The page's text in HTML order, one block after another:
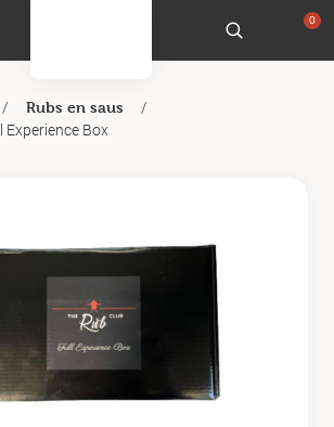
0
/ Rubs en saus
/
Experience Box